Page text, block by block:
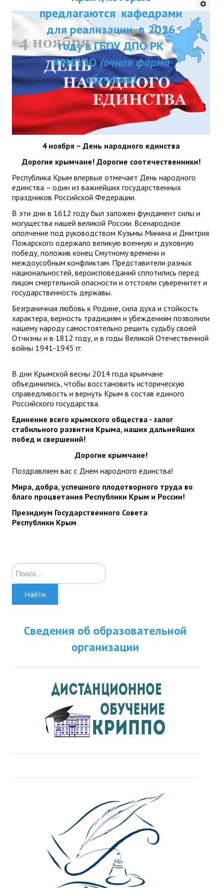
ДПО
Профессиональная переподготовка
Повышение квалификации
КОНТАКТЫ
ДПП ПК:
Актуальное
занятий
предлагаются кафедрами
для реализации в 2026
году в ГБОУ ДПО РК
КРИППО(очная форма
обучения)
4 ноября – День народного единства
Дорогие крымчане! Дорогие соотечественники!
Республика Крым впервые отмечает День народного
единства – один из важнейших государственных
праздников Российской Федерации.
В эти дни в 1612 году был заложен фундамент силы и
могущества нашей великой России. Всенародное
ополчение под руководством Кузьмы Минина и Дмитрия
Пожарского одержало великую военную и духовную
победу, положив конец Смутному времени и
междоусобным конфликтам. Представители разных
национальностей, вероисповеданий сплотились перед
лицом смертельной опасности и отстояли суверенитет и
государственность державы.
Безграничная любовь к Родине, сила духа и стойкость
характера, верность традициям и убеждениям позволили
нашему народу самостоятельно решить судьбу своей
Отчизны и в 1812 году, и в годы Великой Отечественной
войны 1941-1945 гг.
В дни Крымской весны 2014 года крымчане
объединились, чтобы восстановить историческую
справедливость и вернуть Крым в состав единого
Российского государства.
Единение всего крымского общества - залог
стабильного развития Крыма, наших дальнейших
побед и свершений!
Дорогие крымчане!
Поздравляем вас с Днем народного единства!
Мира, добра, успешного плодотворного труда во
благо процветания Республики Крым и России!
Президиум Государственного Совета
Республики Крым
Искать...
Найти
Сведения об образовательной
организации